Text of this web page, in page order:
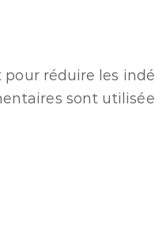
réduire les
sont